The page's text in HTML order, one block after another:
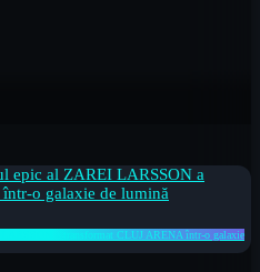
a transformat CLUJ ARENA într-o galaxie